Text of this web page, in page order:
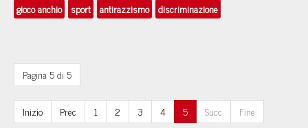
gioco anchio
sport antirazzismo discriminazione
Pagina 5 di 5
Inizio Prec 1 2 3 4 5 Succ Fine